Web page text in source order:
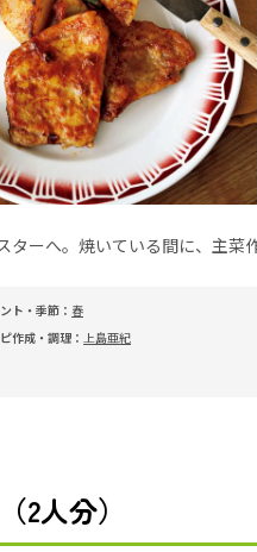
ーへ。焼いている間に、主菜
ト・季節： 春
作成・調理： 上島亜紀
2人分）